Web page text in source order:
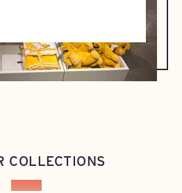
COLLECTIONS